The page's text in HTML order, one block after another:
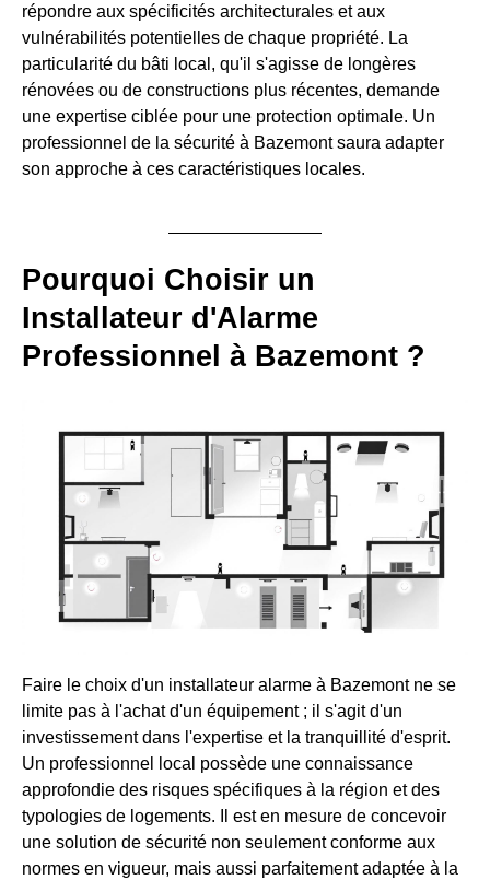
répondre aux spécificités architecturales et aux
vulnérabilités potentielles de chaque propriété. La
particularité du bâti local, qu'il s'agisse de longères
rénovées ou de constructions plus récentes, demande
une expertise ciblée pour une protection optimale. Un
professionnel de la sécurité à Bazemont saura adapter
son approche à ces caractéristiques locales.
Pourquoi Choisir un
Installateur d'Alarme
Professionnel à Bazemont ?
Faire le choix d'un installateur alarme à Bazemont ne se
limite pas à l'achat d'un équipement ; il s'agit d'un
investissement dans l'expertise et la tranquillité d'esprit.
Un professionnel local possède une connaissance
approfondie des risques spécifiques à la région et des
typologies de logements. Il est en mesure de concevoir
une solution de sécurité non seulement conforme aux
normes en vigueur, mais aussi parfaitement adaptée à la